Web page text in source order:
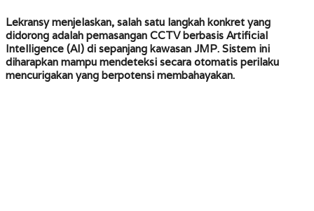
Lekransy menjelaskan, salah satu langkah konkret yang
didorong adalah pemasangan CCTV berbasis Artificial
Intelligence (AI) di sepanjang kawasan JMP. Sistem ini
diharapkan mampu mendeteksi secara otomatis perilaku
mencurigakan yang berpotensi membahayakan.